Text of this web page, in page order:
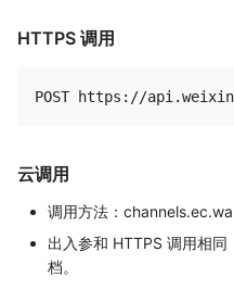
HTTPS 调用
云调用
调用方法：
出入参和 HTTPS 调用相同
档。